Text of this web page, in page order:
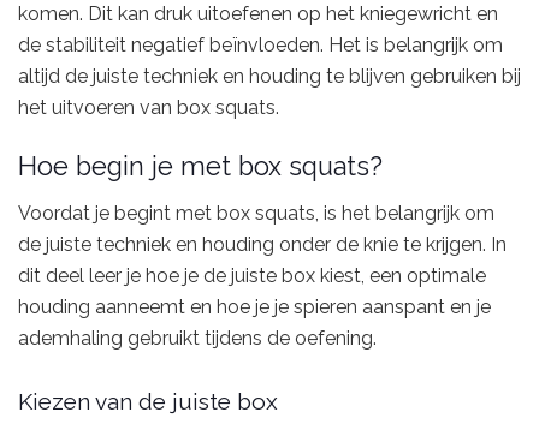
komen. Dit kan druk uitoefenen op het kniegewricht en
de stabiliteit negatief beïnvloeden. Het is belangrijk om
altijd de juiste techniek en houding te blijven gebruiken bij
het uitvoeren van box squats.
Hoe begin je met box squats?
Voordat je begint met box squats, is het belangrijk om
de juiste techniek en houding onder de knie te krijgen. In
dit deel leer je hoe je de juiste box kiest, een optimale
houding aanneemt en hoe je je spieren aanspant en je
ademhaling gebruikt tijdens de oefening.
Kiezen van de juiste box